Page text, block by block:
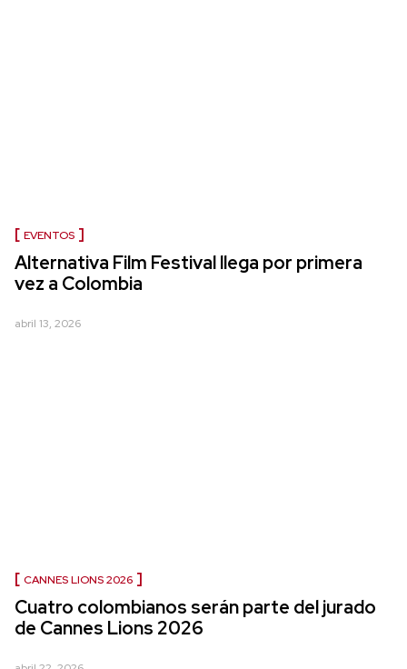
EVENTOS
Alternativa Film Festival llega por primera
vez a Colombia
abril 13, 2026
CANNES LIONS 2026
Cuatro colombianos serán parte del jurado
de Cannes Lions 2026